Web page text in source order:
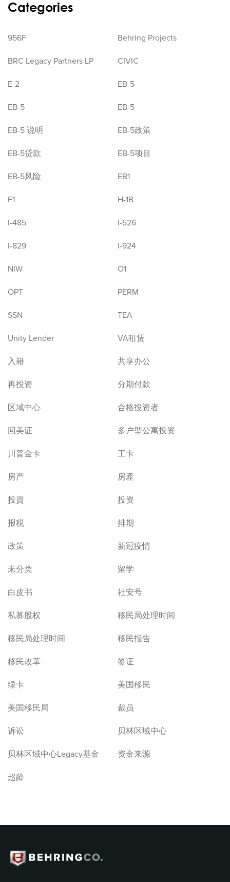
Categories
956F
Behring Projects
BRC Legacy Partners LP
CIVIC
E-2
EB-5
EB-5
EB-5
EB-5 说明
EB-5政策
EB-5贷款
EB-5项目
EB-5风险
EB1
F1
H-1B
I-485
I-526
I-829
I-924
NIW
O1
OPT
PERM
SSN
TEA
Unity Lender
VA租赁
入籍
共享办公
再投资
分期付款
区域中心
合格投资者
回美证
多户型公寓投资
川普金卡
工卡
房产
房產
投資
投资
报税
排期
政策
新冠疫情
未分类
留学
白皮书
社安号
私募股权
移民局处理时间
移民局处理时间
移民报告
移民改革
签证
绿卡
美国移民
美国移民局
裁员
诉讼
贝林区域中心
贝林区域中心Legacy基金
资金来源
超龄